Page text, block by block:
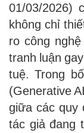
01/03/2026)
không chỉ
ro công
tranh luận
tuệ. Trong
(Generative
giữa các quy
tác giả đang